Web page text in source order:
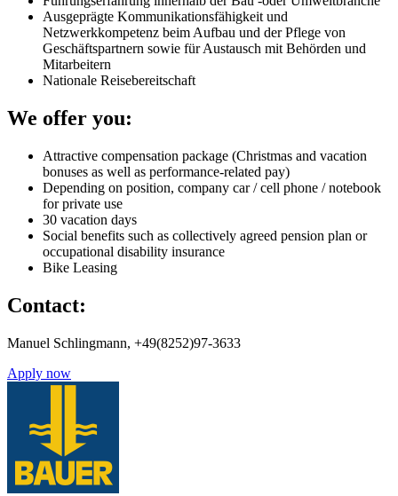
Ausgeprägte Kommunikationsfähigkeit und
Netzwerkkompetenz beim Aufbau und der Pflege von
Geschäftspartnern sowie für Austausch mit Behörden und
Mitarbeitern
Nationale Reisebereitschaft
We offer you:
Attractive compensation package (Christmas and vacation
bonuses as well as performance-related pay)
Depending on position, company car / cell phone / notebook
for private use
30 vacation days
Social benefits such as collectively agreed pension plan or
occupational disability insurance
Bike Leasing
Contact:
Manuel Schlingmann, +49(8252)97-3633
Apply now